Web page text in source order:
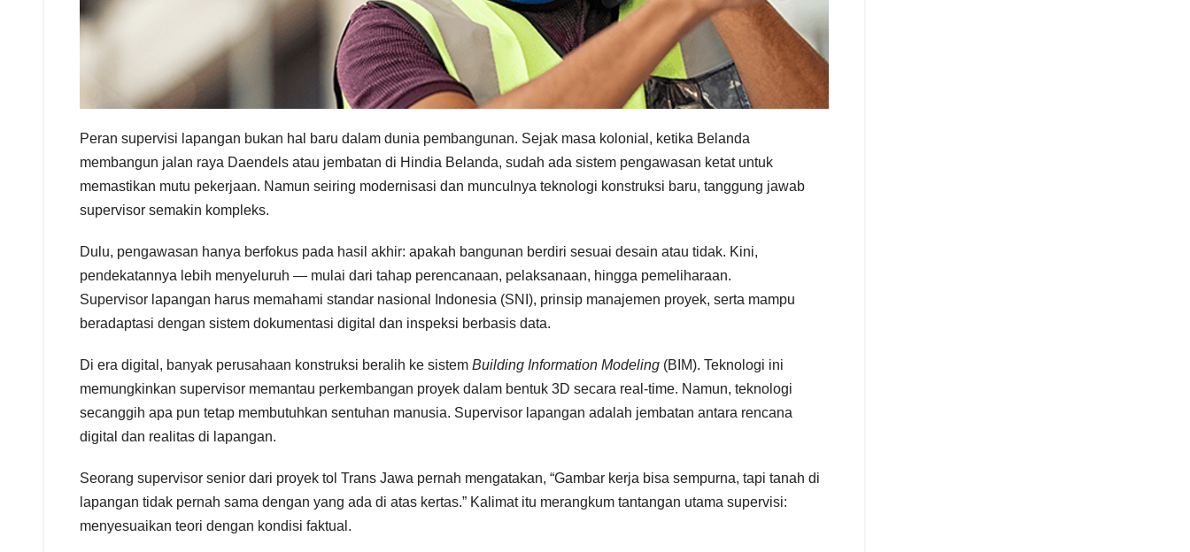
Peran supervisi lapangan bukan hal baru dalam dunia pembangunan. Sejak masa kolonial, ketika Belanda
membangun jalan raya Daendels atau jembatan di Hindia Belanda, sudah ada sistem pengawasan ketat untuk
memastikan mutu pekerjaan. Namun seiring modernisasi dan munculnya teknologi konstruksi baru, tanggung jawab
supervisor semakin kompleks.
Dulu, pengawasan hanya berfokus pada hasil akhir: apakah bangunan berdiri sesuai desain atau tidak. Kini,
pendekatannya lebih menyeluruh — mulai dari tahap perencanaan, pelaksanaan, hingga pemeliharaan.
Supervisor lapangan harus memahami standar nasional Indonesia (SNI), prinsip manajemen proyek, serta mampu
beradaptasi dengan sistem dokumentasi digital dan inspeksi berbasis data.
Di era digital, banyak perusahaan konstruksi beralih ke sistem Building Information Modeling (BIM). Teknologi ini
memungkinkan supervisor memantau perkembangan proyek dalam bentuk 3D secara real-time. Namun, teknologi
secanggih apa pun tetap membutuhkan sentuhan manusia. Supervisor lapangan adalah jembatan antara rencana
digital dan realitas di lapangan.
Seorang supervisor senior dari proyek tol Trans Jawa pernah mengatakan, “Gambar kerja bisa sempurna, tapi tanah di
lapangan tidak pernah sama dengan yang ada di atas kertas.” Kalimat itu merangkum tantangan utama supervisi:
menyesuaikan teori dengan kondisi faktual.